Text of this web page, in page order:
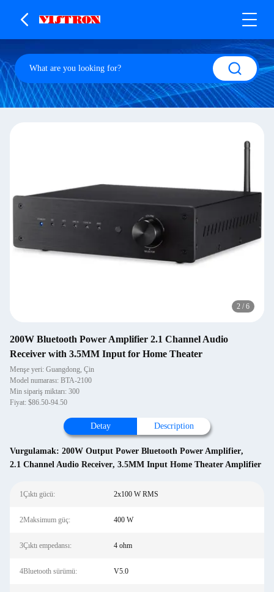
2 / 6
200W Bluetooth Power Amplifier 2.1 Channel Audio
Receiver with 3.5MM Input for Home Theater
Menşe yeri: Guangdong, Çin
Model numarası: BTA-2100
Min sipariş miktarı: 300
Fiyat: $86.50-94.50
Detay Description
Vurgulamak: 200W Output Power Bluetooth Power Amplifier,
2.1 Channel Audio Receiver, 3.5MM Input Home Theater Amplifier
1Çıktı gücü: 2x100 W RMS
2Maksimum güç: 400 W
3Çıktı empedansı: 4 ohm
4Bluetooth sürümü: V5.0